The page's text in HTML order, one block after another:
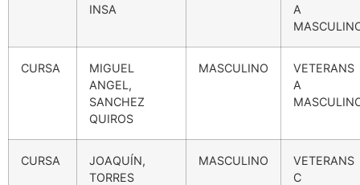
INSA
A
CURSA
MIGUEL
ANGEL,
SANCHEZ
QUIROS
MASCULINO
VETERANS
A
CURSA
JOAQUÍN,
TORRES
MASCULINO
VETERANS
C